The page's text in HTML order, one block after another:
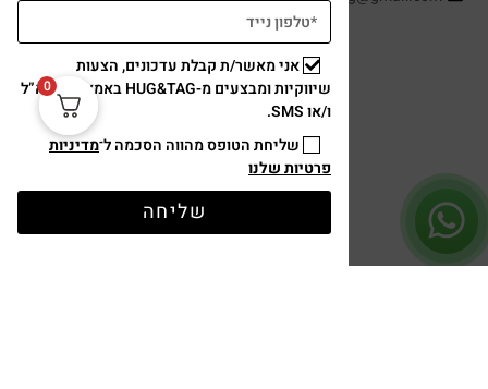
0
אני מאשר/ת קבלת עדכונים, הצעות
שיווקיות ומבצעים מ-HUG&TAG באמצעות דוא”ל
ו/או SMS.
שליחת הטופס מהווה הסכמה ל־מדיניות
פרטיות שלנו
שליחה